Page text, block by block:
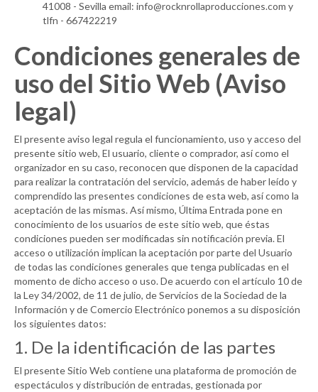
41008 - Sevilla email: info@rocknrollaproducciones.com y
tlfn - 667422219
Condiciones generales de
uso del Sitio Web (Aviso
legal)
El presente aviso legal regula el funcionamiento, uso y acceso del
presente sitio web, El usuario, cliente o comprador, así como el
organizador en su caso, reconocen que disponen de la capacidad
para realizar la contratación del servicio, además de haber leído y
comprendido las presentes condiciones de esta web, así como la
aceptación de las mismas. Así mismo, Última Entrada pone en
conocimiento de los usuarios de este sitio web, que éstas
condiciones pueden ser modificadas sin notificación previa. El
acceso o utilización implican la aceptación por parte del Usuario
de todas las condiciones generales que tenga publicadas en el
momento de dicho acceso o uso. De acuerdo con el artículo 10 de
la Ley 34/2002, de 11 de julio, de Servicios de la Sociedad de la
Información y de Comercio Electrónico ponemos a su disposición
los siguientes datos:
1. De la identificación de las partes
El presente Sitio Web contiene una plataforma de promoción de
espectáculos y distribución de entradas, gestionada por